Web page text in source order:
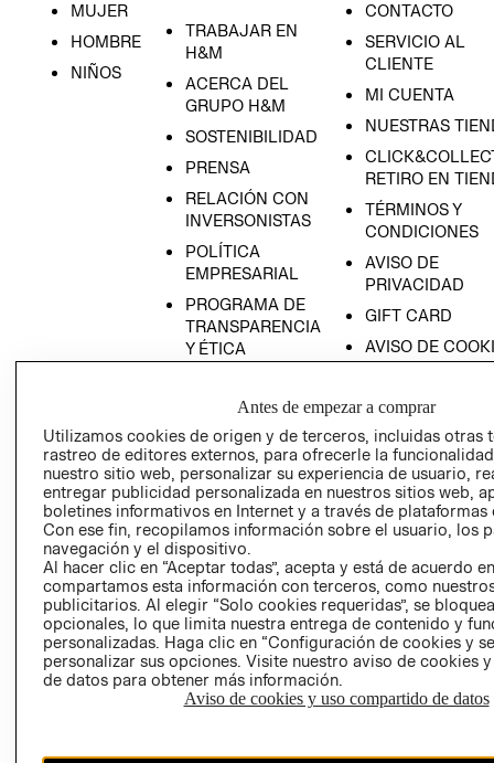
MUJER
HOMBRE
NIÑOS
TRABAJAR EN
H&M
ACERCA DEL
GRUPO H&M
SOSTENIBILIDAD
PRENSA
RELACIÓN CON
INVERSONISTAS
POLÍTICA
EMPRESARIAL
PROGRAMA DE
TRANSPARENCIA
Y ÉTICA
PROGRAMA DE
Y ÉTICA (INGLÉS)
CONTACTO
SERVICIO AL
CLIENTE
MI CUENTA
NUESTRAS
RETIRO EN
TÉRMINOS Y
CONDICIONES
AVISO DE
PRIVACIDAD
GIFT CARD
AVISO DE
COMERCIO - SIC
PETICIONES
QUEJAS Y
RECLAMOS
Colombia ($)
CAMBIAR REGIÓN
Antes de empezar a comprar
Utilizamos cookies de origen y de terceros, incluidas otras
rastreo de editores externos, para ofrecerle la
nuestro sitio web, personalizar su experiencia de usuario,
entregar publicidad personalizada en nuestros sitios web,
boletines informativos en Internet y a través de plataformas
Con ese fin, recopilamos información sobre el usuario, los
navegación y el dispositivo.
Al hacer clic en “Aceptar todas”, acepta y está de acuerdo
compartamos esta información con terceros, como
publicitarios. Al elegir “Solo cookies requeridas”, se
opcionales, lo que limita nuestra entrega de contenido y
personalizadas. Haga clic en “Configuración de cookies y
personalizar sus opciones. Visite nuestro aviso de cookies
de datos para obtener más información.
Aviso de cookies y uso compartido de datos